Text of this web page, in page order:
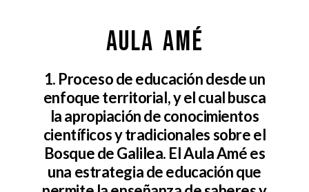
AULA AMÉ
1. Proceso de educación desde un
enfoque territorial, y el cual busca
la apropiación de conocimientos
científicos y tradicionales sobre el
Bosque de Galilea. El Aula Amé es
una estrategia de educación que